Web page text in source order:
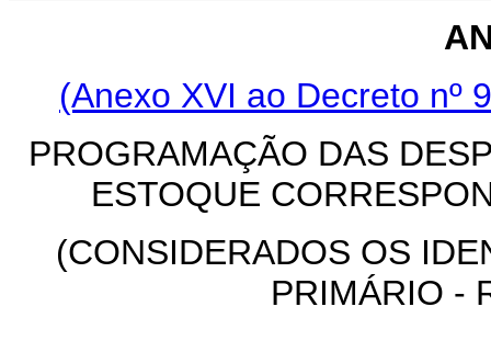
(Anexo XVI ao Decreto nº
PROGRAMAÇÃO DAS
ESTOQUE
(CONSIDERADOS OS
PRIMÁRIO -